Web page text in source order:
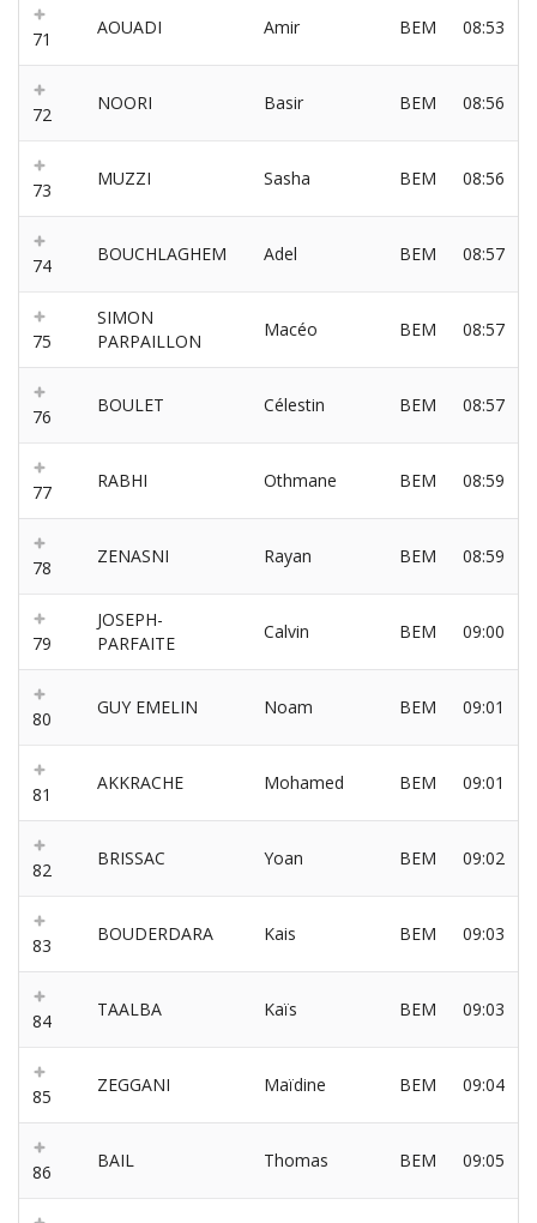
71
AOUADI Amir BEM 08:53
72
NOORI Basir BEM 08:56
73
MUZZI Sasha BEM 08:56
74
BOUCHLAGHEM Adel BEM 08:57
75
SIMON
PARPAILLON
Macéo BEM 08:57
76
BOULET Célestin BEM 08:57
77
RABHI Othmane BEM 08:59
78
ZENASNI Rayan BEM 08:59
79
JOSEPH-
PARFAITE
Calvin BEM 09:00
80
GUY EMELIN Noam BEM 09:01
81
AKKRACHE Mohamed BEM 09:01
82
BRISSAC Yoan BEM 09:02
83
BOUDERDARA Kais BEM 09:03
84
TAALBA Kaïs BEM 09:03
85
ZEGGANI Maïdine BEM 09:04
86
BAIL Thomas BEM 09:05